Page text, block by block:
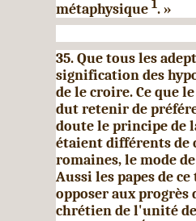
métaphysique 1. »
35. Que tous les
signi­fication des
de le croire. Ce que
dut retenir de
doute le principe de
étaient différents de
romaines, le mode
Aussi les papes de
opposer aux
chrétien de l'unité